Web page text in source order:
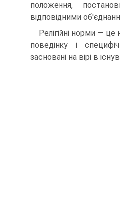
положення,
відповідними
Релігійні норми —
поведінку і
засновані на вірі в